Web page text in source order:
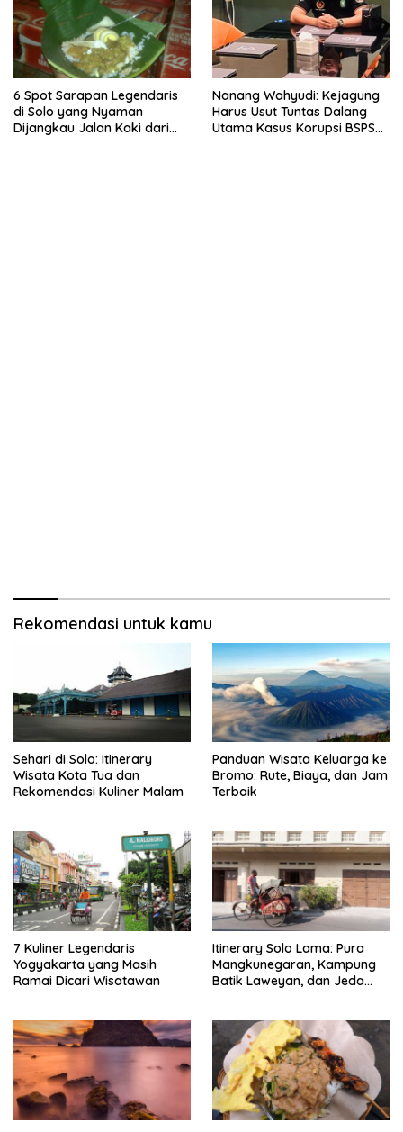
6 Spot Sarapan Legendaris
di Solo yang Nyaman
Dijangkau Jalan Kaki dari
Nanang Wahyudi: Kejagung
Harus Usut Tuntas Dalang
Utama Kasus Korupsi BSPS
Rekomendasi untuk kamu
Sehari di Solo: Itinerary
Wisata Kota Tua dan
Rekomendasi Kuliner Malam
Panduan Wisata Keluarga ke
Bromo: Rute, Biaya, dan Jam
Terbaik
7 Kuliner Legendaris
Yogyakarta yang Masih
Ramai Dicari Wisatawan
Itinerary Solo Lama: Pura
Mangkunegaran, Kampung
Batik Laweyan, dan Jeda